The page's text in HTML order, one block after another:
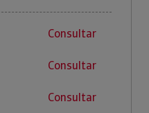
Consultar
Consultar
Consultar